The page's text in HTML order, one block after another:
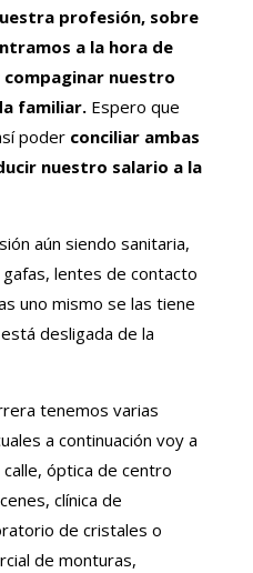
profesión, sobre
a la hora de
nuestro
familiar.Espero que
poder conciliar ambas
nuestro salario a la
aún siendo sanitaria,
lentes de contacto
uno mismo se las tiene
desligada de la
tenemos varias
a continuación voy a
óptica de centro
clínica de
de cristales o
de monturas,